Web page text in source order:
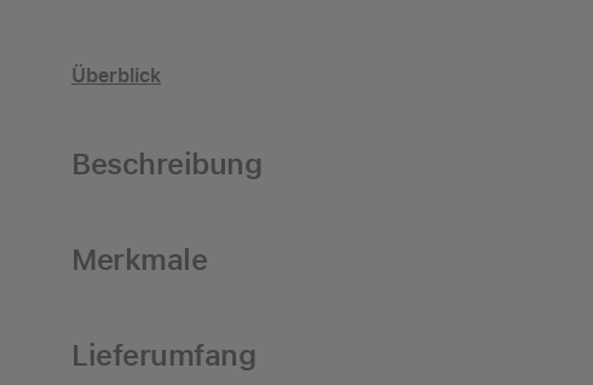
Überblick
Beschreibung
Merkmale
Lieferumfang